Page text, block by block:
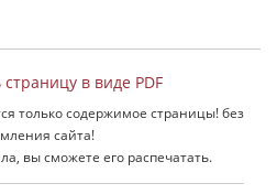
в виде PDF
только содержимое страницы! без
сайта!
вы сможете его распечатать.